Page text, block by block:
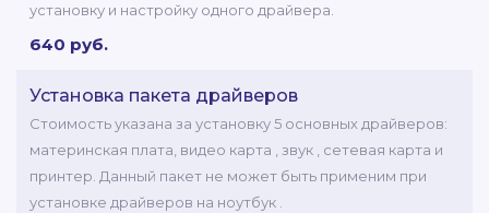
установку и настройку одного драйвера.
640 руб.
Установка пакета драйверов
Стоимость указана за установку 5 основных драйверов:
материнская плата, видео карта , звук , сетевая карта и
принтер. Данный пакет не может быть применим при
установке драйверов на ноутбук .